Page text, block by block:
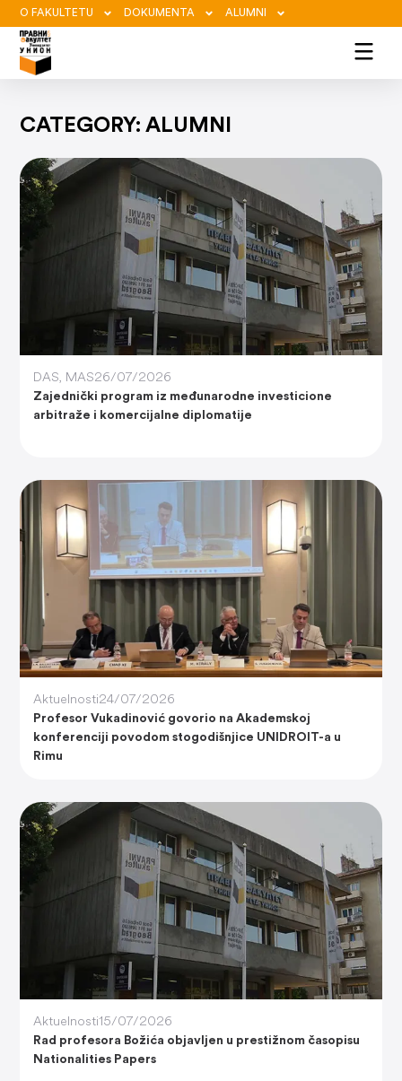
O FAKULTETU DOKUMENTA ALUMNI
CATEGORY: ALUMNI
DAS, MAS26/07/2026
Zajednički program iz međunarodne investicione
arbitraže i komercijalne diplomatije
Aktuelnosti24/07/2026
Profesor Vukadinović govorio na Akademskoj
konferenciji povodom stogodišnjice UNIDROIT-a u
Rimu
Aktuelnosti15/07/2026
Rad profesora Božića objavljen u prestižnom časopisu
Nationalities Papers